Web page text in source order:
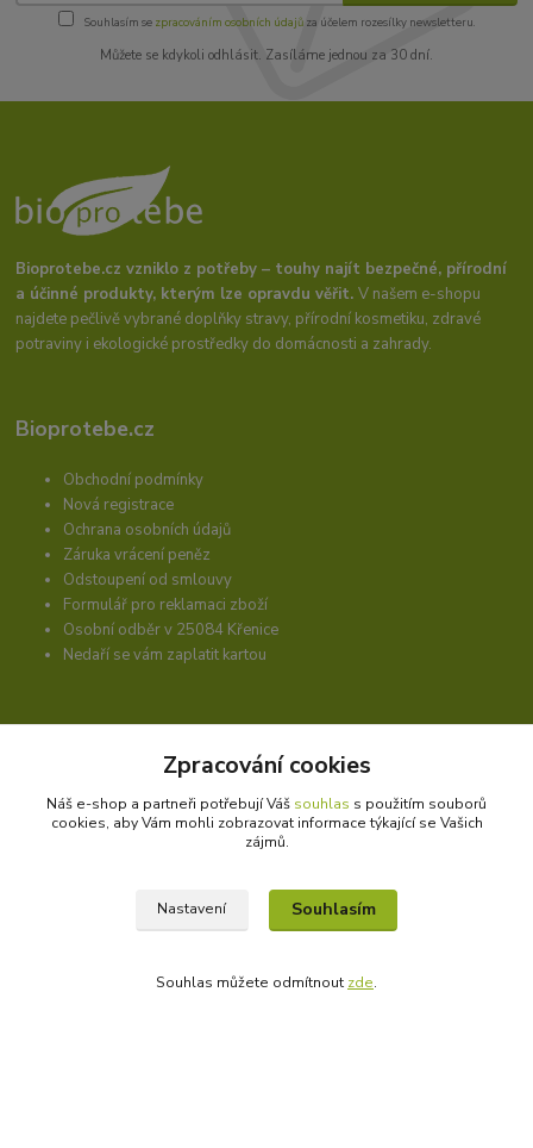
Souhlasím se zpracováním osobních údajůza účelem rozesílky newsletteru.
Můžete se kdykoli odhlásit. Zasíláme jednou za 30 dní.
Bioprotebe.cz vzniklo z potřeby – touhy najít bezpečné, přírodní
a účinné produkty, kterým lze opravdu věřit.V našem e-shopu
najdete pečlivě vybrané doplňky stravy, přírodní kosmetiku, zdravé
potraviny i ekologické prostředky do domácnosti a zahrady.
Bioprotebe.cz
Obchodní podmínky
Nová registrace
Ochrana osobních údajů
Záruka vrácení peněz
Odstoupení od smlouvy
Formulář pro reklamaci zboží
Osobní odběr v 25084 Křenice
Nedaří se vám zaplatit kartou
DMSO příručka
Produkty bez předpisu
Masážní přípravky
Zpracování cookies
Náš e-shop a partneři potřebují Váš souhlas s použitím souborů
cookies, aby Vám mohli zobrazovat informace týkající se Vašich
zájmů.
Nastavení Souhlasím
Souhlas můžete odmítnout zde.